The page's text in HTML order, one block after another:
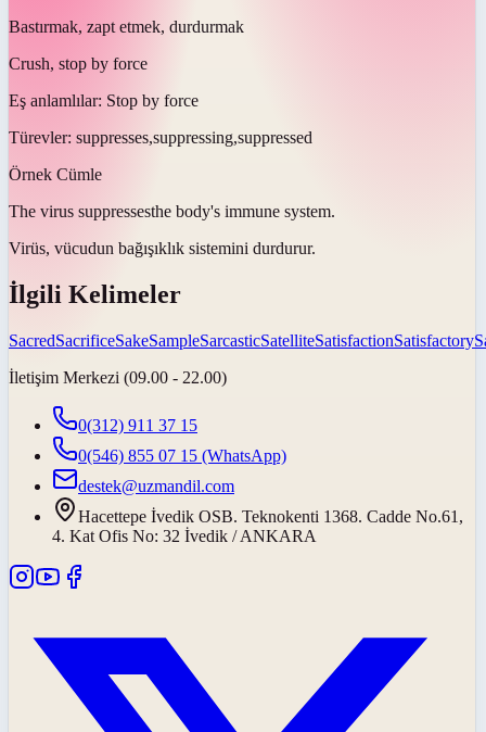
Bastırmak, zapt etmek, durdurmak
Crush, stop by force
Eş anlamlılar: Stop by force
Türevler: suppresses,suppressing,suppressed
Örnek Cümle
The virus suppressesthe body's immune system.
Virüs, vücudun bağışıklık sistemini durdurur.
İlgili Kelimeler
SacredSacrificeSakeSampleSarcasticSatelliteSatisfactionSatisfactory
İletişim Merkezi (09.00 - 22.00)
0(312) 911 37 15
0(546) 855 07 15 (WhatsApp)
destek@uzmandil.com
Hacettepe İvedik OSB. Teknokenti 1368. Cadde No.61,
4. Kat Ofis No: 32 İvedik / ANKARA